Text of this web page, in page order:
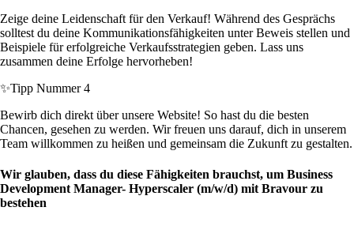
Zeige deine Leidenschaft für den Verkauf! Während des Gesprächs
solltest du deine Kommunikationsfähigkeiten unter Beweis stellen und
Beispiele für erfolgreiche Verkaufsstrategien geben. Lass uns
zusammen deine Erfolge hervorheben!
✨Tipp Nummer 4
Bewirb dich direkt über unsere Website! So hast du die besten
Chancen, gesehen zu werden. Wir freuen uns darauf, dich in unserem
Team willkommen zu heißen und gemeinsam die Zukunft zu gestalten.
Wir glauben, dass du diese Fähigkeiten brauchst, um Business
Development Manager- Hyperscaler (m/w/d) mit Bravour zu
bestehen